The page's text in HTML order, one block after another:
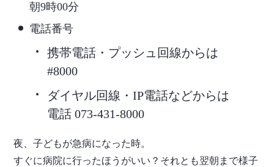
朝9時00分
電話番号
携帯電話・プッシュ回線からは
#8000
ダイヤル回線・IP電話などからは
電話 073-431-8000
夜、子どもが急病になった時。
すぐに病院に行ったほうがいい？それとも翌朝まで様子